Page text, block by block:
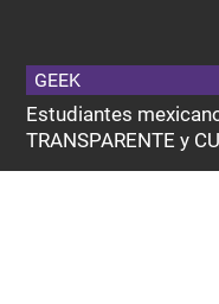
GEEK
Estudiantes
TRANSPARENTE y